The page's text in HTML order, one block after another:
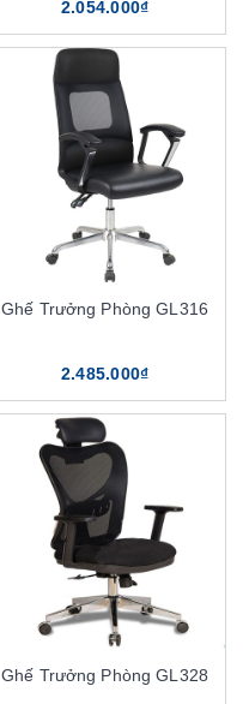
2.054.000₫
Ghế Trưởng Phòng GL316
2.485.000₫
Ghế Trưởng Phòng GL328